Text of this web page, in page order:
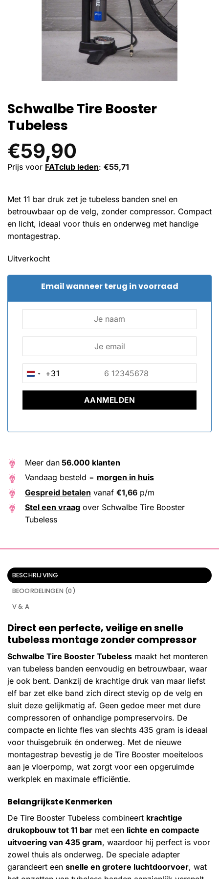
Schwalbe Tire Booster
Tubeless
€59,90
Prijs voor FATclub leden: €55,71
Met 11 bar druk zet je tubeless banden snel en
betrouwbaar op de velg, zonder compressor. Compact
en licht, ideaal voor thuis en onderweg met handige
montagestrap.
Uitverkocht
Email wanneer terug in voorraad
NETHERLANDS
+31
+31
Meer dan 56.000 klanten
Vandaag besteld = morgen in huis
Gespreid betalen vanaf €1,66 p/m
Stel een vraag over Schwalbe Tire Booster
Tubeless
BESCHRIJVING
BEOORDELINGEN (0)
V & A
Direct een perfecte, veilige en snelle
tubeless montage zonder compressor
Schwalbe Tire Booster Tubeless maakt het monteren
van tubeless banden eenvoudig en betrouwbaar, waar
je ook bent. Dankzij de krachtige druk van maar liefst
elf bar zet elke band zich direct stevig op de velg en
sluit deze gelijkmatig af. Geen gedoe meer met dure
compressoren of onhandige pompreservoirs. De
compacte en lichte fles van slechts 435 gram is ideaal
voor thuisgebruik én onderweg. Met de nieuwe
montagestrap bevestig je de Tire Booster moeiteloos
aan je vloerpomp, wat zorgt voor een opgeruimde
werkplek en maximale efficiëntie.
Belangrijkste Kenmerken
De Tire Booster Tubeless combineert krachtige
drukopbouw tot 11 bar met een lichte en compacte
uitvoering van 435 gram, waardoor hij perfect is voor
zowel thuis als onderweg. De speciale adapter
garandeert een snelle en grotere luchtdoorvoer, wat